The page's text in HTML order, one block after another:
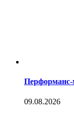
Перформанс-
09.08.2026